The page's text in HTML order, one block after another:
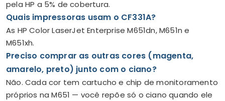
pela HP a 5% de cobertura.
Quais impressoras usam o CF331A?
As HP Color LaserJet Enterprise M651dn, M651n e
M651xh.
Preciso comprar as outras cores (magenta,
amarelo, preto) junto com o ciano?
Não. Cada cor tem cartucho e chip de monitoramento
próprios na M651 — você repõe só o ciano quando ele